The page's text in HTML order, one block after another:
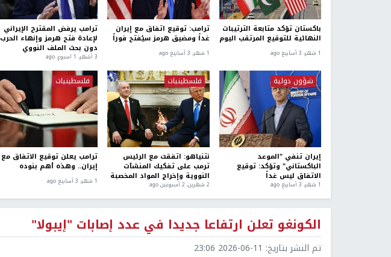
باكستان تؤكد متابعة الترتيبات
النهائية للتوقيع المرتقب اليوم
1 شهر، 3 أسابيع ago
ترامب: توقيع اتفاق مع إيران
غداً ومضيق هرمز سيُفتح فوراً
1 شهر، 3 أسابيع ago
ترامب يرفض المقترح الإيراني
لإعادة فتح هرمز وإنهاء الحرب
دون بحث الملف النووي
3 أشهر، 1 اسبوع. ago
شؤون دولية
إيران تنفي "الموعد
الباكستاني" وتؤكد: توقيع
الاتفاق ليس غداً
1 شهر، 3 أسابيع ago
فلسطينيات
نتنياهو: اتفقت مع الرئيس
ترمب على تفكيك المنشآت
النووية وإخراج المواد المخصبة
2 شهرين، 2 أسبوعين ago
فلسطينيات
ترامب يعلن توقيع الاتفاق مع
إيران.. وهذه أهم بنوده
1 شهر، 3 أسابيع ago
الكونغو تعلن ارتفاعا جديدا في عدد إصابات "إيبولا"
تم النشر بتاريخ: 2026-06-11 23:06